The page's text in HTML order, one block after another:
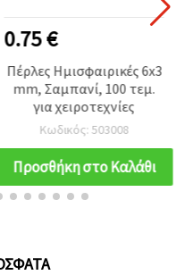
0.75 €
Πέρλες Ημισφαιρικές 6x3
mm, Σαμπανί, 100 τεμ.
για χειροτεχνίες
Κωδικός: 503008
Προσθήκη στο Καλάθι